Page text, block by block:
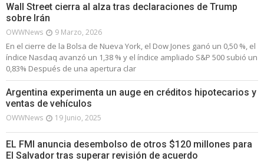
Wall Street cierra al alza tras declaraciones de Trump
sobre Irán
OWWNews 9 Marzo, 2026
En el cierre de la Bolsa de Nueva York, el Dow Jones ganó un 0,50 %, el
índice Nasdaq avanzó un 1,38 % y el índice ampliado S&P 500 subió un
0,83% Después de una apertura clar
Argentina experimenta un auge en créditos hipotecarios y
ventas de vehículos
OWWNews 19 Junio, 2025
EL FMI anuncia desembolso de otros $120 millones para
El Salvador tras superar revisión de acuerdo